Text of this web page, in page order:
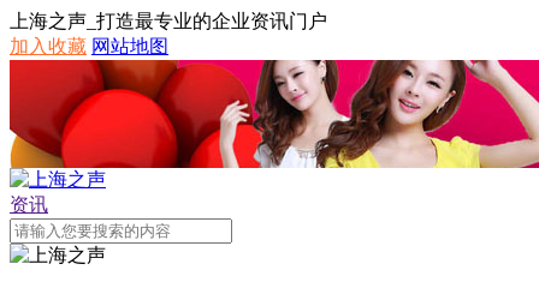
上海之声_打造最专业的企业资讯门户
加入收藏 网站地图
资讯